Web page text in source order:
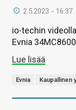
2.5.2023 - 16:37
io-techin
Evnia
Lue lisää
Evnia Kaupallinen